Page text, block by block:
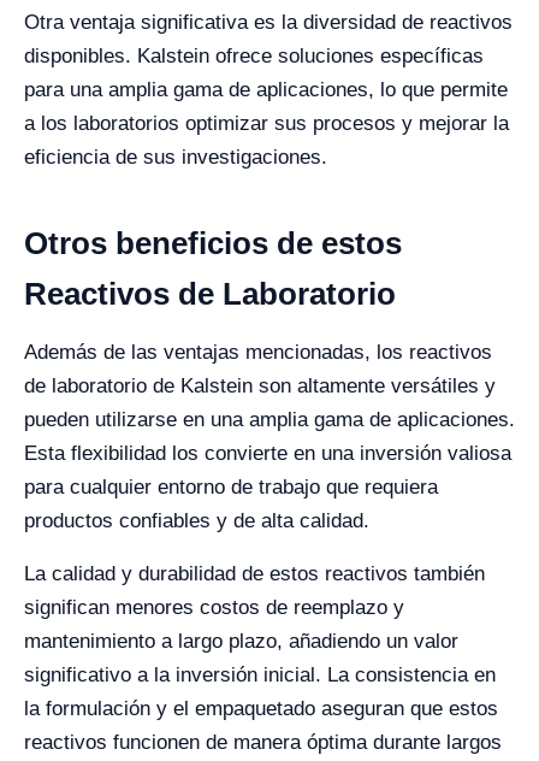
Otra ventaja significativa es la diversidad de reactivos
disponibles. Kalstein ofrece soluciones específicas
para una amplia gama de aplicaciones, lo que permite
a los laboratorios optimizar sus procesos y mejorar la
eficiencia de sus investigaciones.
Otros beneficios de estos
Reactivos de Laboratorio
Además de las ventajas mencionadas, los reactivos
de laboratorio de Kalstein son altamente versátiles y
pueden utilizarse en una amplia gama de aplicaciones.
Esta flexibilidad los convierte en una inversión valiosa
para cualquier entorno de trabajo que requiera
productos confiables y de alta calidad.
La calidad y durabilidad de estos reactivos también
significan menores costos de reemplazo y
mantenimiento a largo plazo, añadiendo un valor
significativo a la inversión inicial. La consistencia en
la formulación y el empaquetado aseguran que estos
reactivos funcionen de manera óptima durante largos